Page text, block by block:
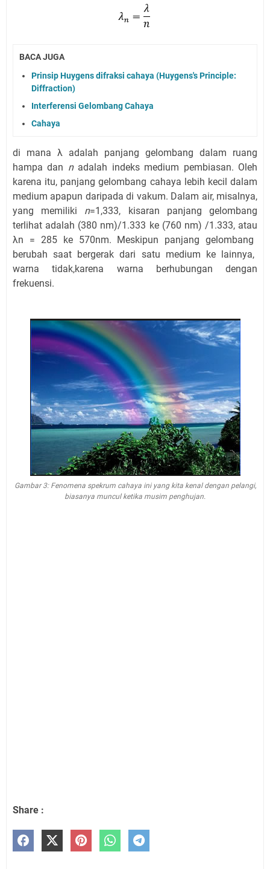
BACA JUGA
Prinsip Huygens difraksi cahaya (Huygens's Principle:
Diffraction)
Interferensi Gelombang Cahaya
Cahaya
di mana λ adalah panjang gelombang dalam ruang
hampa dan nadalah indeks medium pembiasan. Oleh
karena itu, panjang gelombang cahaya lebih kecil dalam
medium apapun daripada di vakum. Dalam air, misalnya,
yang memiliki n=1,333, kisaran panjang gelombang
terlihat adalah (380 nm)/1.333 ke (760 nm) /1.333, atau
λn = 285 ke 570nm. Meskipun panjang gelombang
berubahsaat bergerak dari satu medium ke lainnya,
warna tidak,karena warna berhubungan dengan
frekuensi.
Gambar 3: Fenomena spekrum cahaya ini yang kita kenal dengan pelangi,
biasanya muncul ketika musim penghujan.
Share :